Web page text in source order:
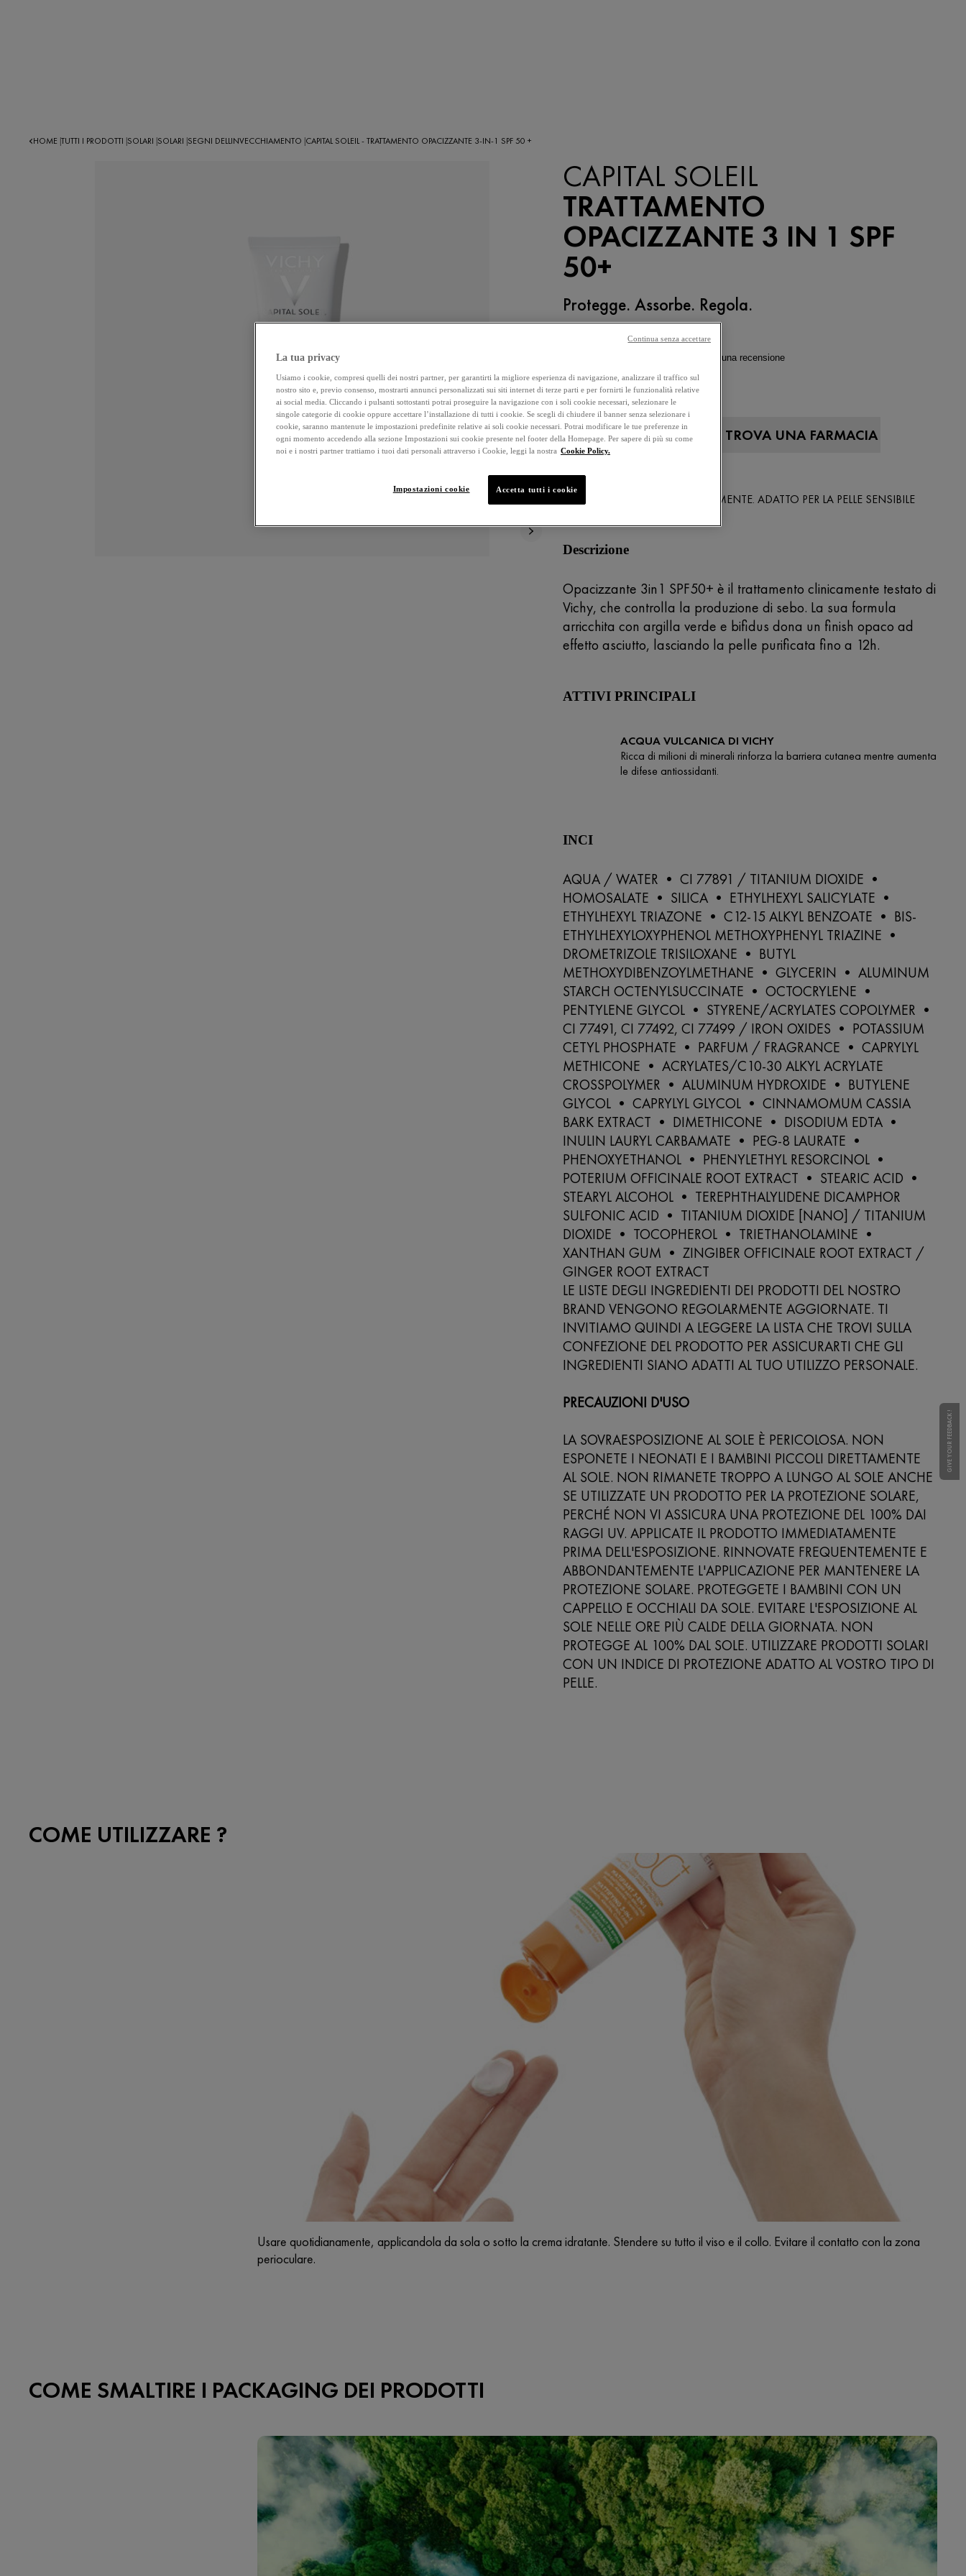
HOME TUTTI I PRODOTTI SOLARI SOLARI SEGNI DELLINVECCHIAMENTO CAPITAL SOLEIL - TRATTAMENTO OPACIZZANTE 3-IN-1 SPF 50 +
CAPITAL SOLEIL
TRATTAMENTO
OPACIZZANTE 3 IN 1 SPF
50+
Protegge. Assorbe. Regola.
stelle
su
5
,
valore
di
valutazione
medio.
146
Reviews.
Stesso
alla
Scrivi una recensione
Selected size 50 ML
ACQUISTA ONLINE TROVA UNA FARMACIA
IPOALLERGENICO
TESTATO DERMATOLOGICAMENTE. ADATTO PER LA PELLE SENSIBILE
Descrizione
Opacizzante 3in1 SPF50+ è il trattamento clinicamente testato di
Vichy, che controlla la produzione di sebo. La sua formula
arricchita con argilla verde e bifidus dona un finish opaco ad
effetto asciutto, lasciando la pelle purificata fino a 12h.
ATTIVI PRINCIPALI
ACQUA VULCANICA DI VICHY
Ricca di milioni di minerali rinforza la barriera cutanea mentre aumenta
le difese antiossidanti.
INCI
AQUA / WATER • CI 77891 / TITANIUM DIOXIDE •
HOMOSALATE • SILICA • ETHYLHEXYL SALICYLATE •
ETHYLHEXYL TRIAZONE • C12-15 ALKYL BENZOATE • BIS-
ETHYLHEXYLOXYPHENOL METHOXYPHENYL TRIAZINE •
DROMETRIZOLE TRISILOXANE • BUTYL
METHOXYDIBENZOYLMETHANE • GLYCERIN • ALUMINUM
STARCH OCTENYLSUCCINATE • OCTOCRYLENE •
PENTYLENE GLYCOL • STYRENE/ACRYLATES COPOLYMER •
CI 77491, CI 77492, CI 77499 / IRON OXIDES • POTASSIUM
CETYL PHOSPHATE • PARFUM / FRAGRANCE • CAPRYLYL
METHICONE • ACRYLATES/C10-30 ALKYL ACRYLATE
CROSSPOLYMER • ALUMINUM HYDROXIDE • BUTYLENE
GLYCOL • CAPRYLYL GLYCOL • CINNAMOMUM CASSIA
BARK EXTRACT • DIMETHICONE • DISODIUM EDTA •
INULIN LAURYL CARBAMATE • PEG-8 LAURATE •
PHENOXYETHANOL • PHENYLETHYL RESORCINOL •
POTERIUM OFFICINALE ROOT EXTRACT • STEARIC ACID •
STEARYL ALCOHOL • TEREPHTHALYLIDENE DICAMPHOR
SULFONIC ACID • TITANIUM DIOXIDE [NANO] / TITANIUM
DIOXIDE • TOCOPHEROL • TRIETHANOLAMINE •
XANTHAN GUM • ZINGIBER OFFICINALE ROOT EXTRACT /
GINGER ROOT EXTRACT
LE LISTE DEGLI INGREDIENTI DEI PRODOTTI DEL NOSTRO
BRAND VENGONO REGOLARMENTE AGGIORNATE. TI
INVITIAMO QUINDI A LEGGERE LA LISTA CHE TROVI SULLA
CONFEZIONE DEL PRODOTTO PER ASSICURARTI CHE GLI
INGREDIENTI SIANO ADATTI AL TUO UTILIZZO PERSONALE.
PRECAUZIONI D'USO
LA SOVRAESPOSIZIONE AL SOLE È PERICOLOSA. NON
ESPONETE I NEONATI E I BAMBINI PICCOLI DIRETTAMENTE
AL SOLE. NON RIMANETE TROPPO A LUNGO AL SOLE ANCHE
SE UTILIZZATE UN PRODOTTO PER LA PROTEZIONE SOLARE,
PERCHÉ NON VI ASSICURA UNA PROTEZIONE DEL 100% DAI
RAGGI UV. APPLICATE IL PRODOTTO IMMEDIATAMENTE
PRIMA DELL'ESPOSIZIONE. RINNOVATE FREQUENTEMENTE E
ABBONDANTEMENTE L'APPLICAZIONE PER MANTENERE LA
PROTEZIONE SOLARE. PROTEGGETE I BAMBINI CON UN
CAPPELLO E OCCHIALI DA SOLE. EVITARE L'ESPOSIZIONE AL
SOLE NELLE ORE PIÙ CALDE DELLA GIORNATA. NON
PROTEGGE AL 100% DAL SOLE. UTILIZZARE PRODOTTI SOLARI
CON UN INDICE DI PROTEZIONE ADATTO AL VOSTRO TIPO DI
PELLE.
COME UTILIZZARE ?
Usare quotidianamente, applicandola da sola o sotto la crema idratante. Stendere su tutto il viso e il collo. Evitare il contatto con la zona
perioculare.
COME SMALTIRE I PACKAGING DEI PRODOTTI
GIVE YOUR FEEDBACK !
La tua privacy
Usiamo i cookie, compresi quelli dei nostri partner, per garantirti la migliore esperienza di navigazione, analizzare il traffico sul
nostro sito e, previo consenso, mostrarti annunci personalizzati sui siti internet di terze parti e per fornirti le funzionalità relative
ai social media. Cliccando i pulsanti sottostanti potrai proseguire la navigazione con i soli cookie necessari, selezionare le
singole categorie di cookie oppure accettare l’installazione di tutti i cookie. Se scegli di chiudere il banner senza selezionare i
cookie, saranno mantenute le impostazioni predefinite relative ai soli cookie necessari. Potrai modificare le tue preferenze in
ogni momento accedendo alla sezione Impostazioni sui cookie presente nel footer della Homepage. Per sapere di più su come
noi e i nostri partner trattiamo i tuoi dati personali attraverso i Cookie, leggi la nostra Cookie Policy.
Impostazioni cookie Accetta tutti i cookie
Continua senza accettare